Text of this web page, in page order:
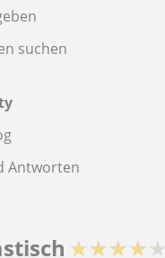
suchen
Antworten
★★★★★